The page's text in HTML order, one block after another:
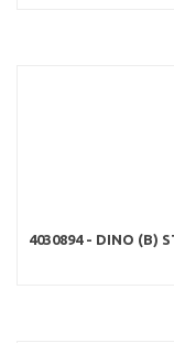
4030894 - DINO (B)